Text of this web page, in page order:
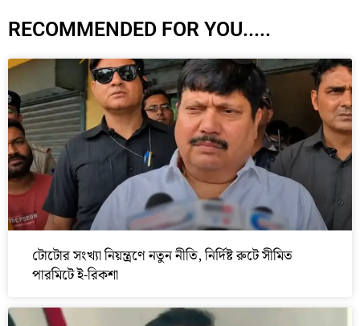
RECOMMENDED FOR YOU.....
টোটোর সংখ্যা নিয়ন্ত্রণে নতুন নীতি, নির্দিষ্ট রুটে সীমিত
পারমিটে ই-রিকশা